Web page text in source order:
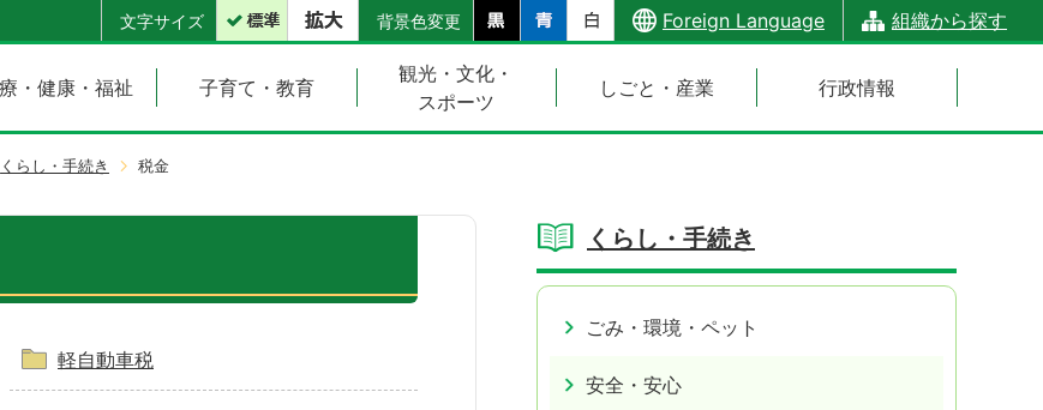
文字サイズ 背景色変更 Foreign Language 組織から探す
・健康・福祉 子育て・教育
観光・文化・
スポーツ
しごと・産業 行政情報
くらし・手続き 税金
軽自動車税
くらし・手続き
ごみ・環境・ペット
安全・安心